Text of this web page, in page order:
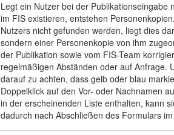
Legt ein Nutzer bei der
im FIS existieren, entstehen
Nutzers nicht gefunden werden, liegt dies
sondern einer Personenkopie von ihm
der Publikation sowie vom FIS-Team
regelmäßigen Abständen oder auf Anfrage.
darauf zu achten, dass gelb oder blau
Doppelklick auf den Vor- oder Nachnamen
in der erscheinenden Liste enthalten, kann
dadurch nach Abschließen des Formulars